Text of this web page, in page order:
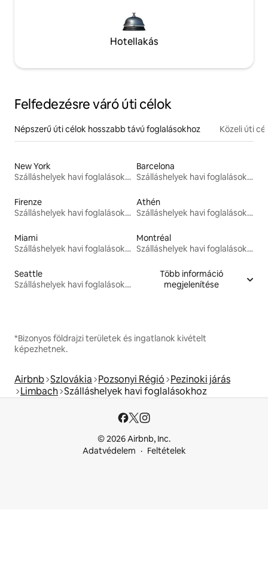
Hotellakás
Felfedezésre váró úti célok
Népszerű úti célok hosszabb távú foglalásokhoz Közeli úti
New York
Szálláshelyek havi foglalásokhoz
Barcelona
Szálláshelyek havi foglalásokhoz
Firenze
Szálláshelyek havi foglalásokhoz
Athén
Szálláshelyek havi foglalásokhoz
Miami
Szálláshelyek havi foglalásokhoz
Montréal
Szálláshelyek havi foglalásokhoz
Seattle
Szálláshelyek havi foglalásokhoz
Több információ
megjelenítése
*Bizonyos földrajzi területek és ingatlanok kivételt
képezhetnek.
Airbnb Szlovákia Pozsonyi Régió Pezinoki járás
Limbach Szálláshelyek havi foglalásokhoz
© 2026 Airbnb, Inc.
Adatvédelem
Feltételek